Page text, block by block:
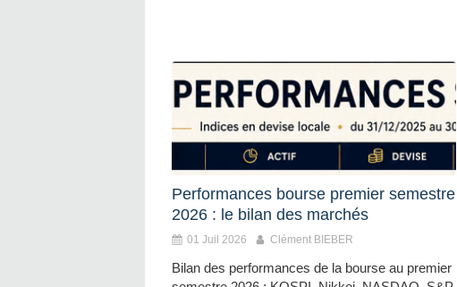
Performances bourse premier semestre
2026 : le bilan des marchés
01 Juil 2026 Clément BIEBER
Bilan des performances de la bourse au premier